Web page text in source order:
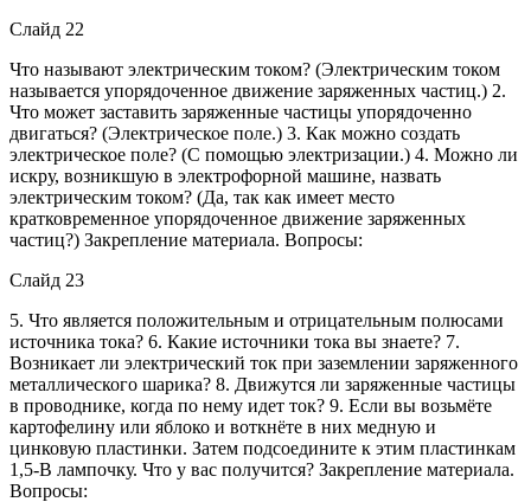
Слайд 22
Что называют электрическим током? (Электрическим током
называется упорядоченное движение заряженных частиц.) 2.
Что может заставить заряженные частицы упорядоченно
двигаться? (Электрическое поле.) 3. Как можно создать
электрическое поле? (С помощью электризации.) 4. Можно ли
искру, возникшую в электрофорной машине, назвать
электрическим током? (Да, так как имеет место
кратковременное упорядоченное движение заряженных
частиц?) Закрепление материала. Вопросы:
Слайд 23
5. Что является положительным и отрицательным полюсами
источника тока? 6. Какие источники тока вы знаете? 7.
Возникает ли электрический ток при заземлении заряженного
металлического шарика? 8. Движутся ли заряженные частицы
в проводнике, когда по нему идет ток? 9. Если вы возьмёте
картофелину или яблоко и воткнёте в них медную и
цинковую пластинки. Затем подсоедините к этим пластинкам
1,5-В лампочку. Что у вас получится? Закрепление материала.
Вопросы: